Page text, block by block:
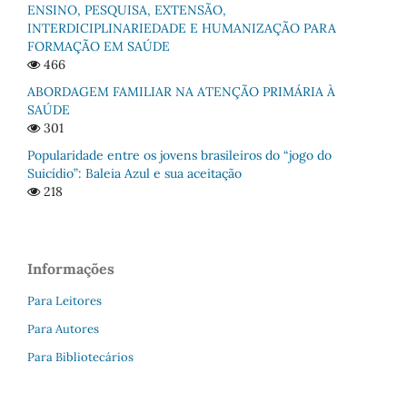
ENSINO, PESQUISA, EXTENSÃO,
INTERDICIPLINARIEDADE E HUMANIZAÇÃO PARA
FORMAÇÃO EM SAÚDE
466
ABORDAGEM FAMILIAR NA ATENÇÃO PRIMÁRIA À
SAÚDE
301
Popularidade entre os jovens brasileiros do “jogo do
Suicídio”: Baleia Azul e sua aceitação
218
Informações
Para Leitores
Para Autores
Para Bibliotecários